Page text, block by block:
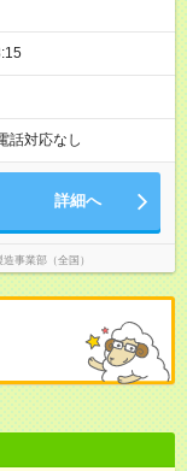
話対応なし
詳細へ
事業部（全国）